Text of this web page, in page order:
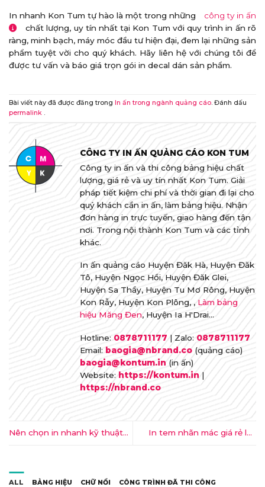
In nhanh Kon Tum tự hào là một trong những
công ty in ấn
chất lượng, uy tín nhất tại Kon Tum với quy trình in ấn rõ
ràng, minh bạch, máy móc đầu tư hiện đại, đem lại những sản
phẩm tuyệt vời cho quý khách. Hãy liên hệ với chúng tôi để
được tư vấn và báo giá trọn gói in decal dán sản phẩm.
Bài viết này đã được đăng trong In ấn trong ngành quảng cáo. Đánh dấu
permalink .
CÔNG TY IN ẤN QUẢNG CÁO KON TUM
Công ty in ấn và thi công bảng hiệu chất
lượng, giá rẻ và uy tín nhất Kon Tum. Giải
pháp tiết kiệm chi phí và thời gian đi lại cho
quý khách cần in ấn, làm bảng hiệu. Nhận
đơn hàng in trực tuyến, giao hàng đến tận
nơi. Trong nội thành Kon Tum và các tỉnh
khác.
In ấn quảng cáo Huyện Đăk Hà, Huyện Đăk
Tô, Huyện Ngọc Hồi, Huyện Đăk Glei,
Huyện Sa Thầy, Huyện Tu Mơ Rông, Huyện
Kon Rẫy, Huyện Kon Plông, , Làm bảng
hiệu Măng Đen, Huyện Ia H'Drai...
Hotline: 0878711177 | Zalo: 0878711177
Email: baogia@nbrand.co (quảng cáo)
baogia@kontum.in(in ấn)
Website:https://kontum.in |
https://nbrand.co
Nên chọn in nhanh kỹ thuật
In tem nhãn mác giá rẻ lấy
ALL BẢNG HIỆU CHỮ NỔI CÔNG TRÌNH ĐÃ THI CÔNG